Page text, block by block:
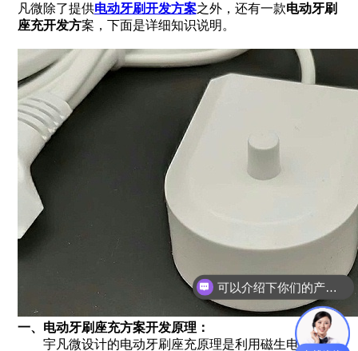
凡微除了提供电动牙刷开发方案之外，还有一款电动牙刷
座充开发方案，下面是详细知识说明。
一、电动牙刷座充方案开发原理：
宇凡微设计的电动牙刷座充原理是利用磁生电，也就
可以介绍下你们的产品么？